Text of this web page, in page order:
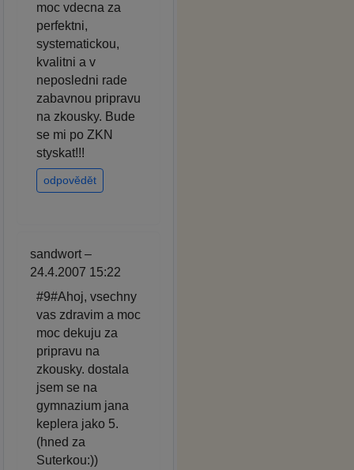
moc vdecna za
perfektni,
systematickou,
kvalitni a v
neposledni rade
zabavnou pripravu
na zkousky. Bude
se mi po ZKN
styskat!!!
odpovědět
sandwort –
24.4.2007 15:22
#9#Ahoj, vsechny
vas zdravim a moc
moc dekuju za
pripravu na
zkousky. dostala
jsem se na
gymnazium jana
keplera jako 5.
(hned za
Suterkou:))